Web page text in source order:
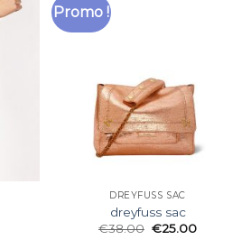
Promo !
DREYFUSS SAC
dreyfuss sac
€38.00 €25.00